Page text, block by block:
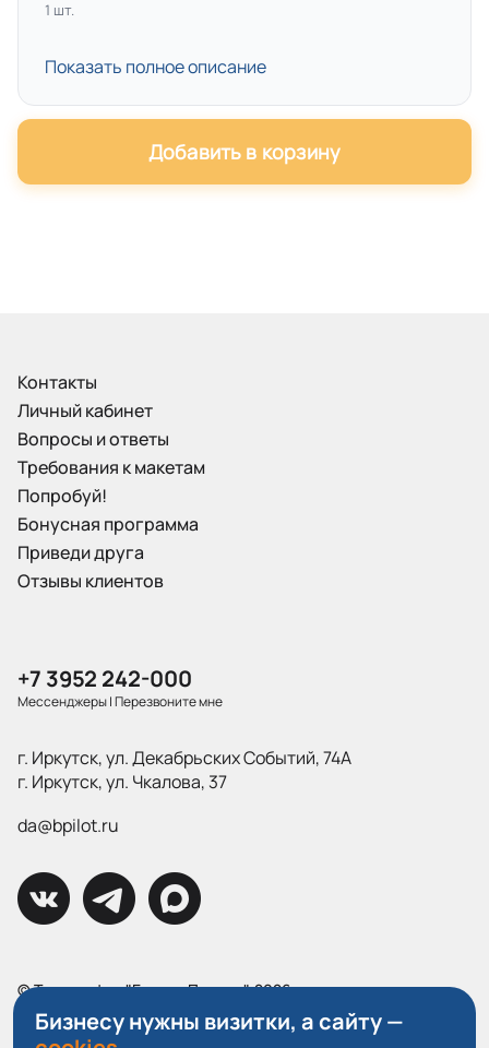
1 шт.
Показать полное описание
Добавить в корзину
Контакты
Личный кабинет
Вопросы и ответы
Требования к макетам
Попробуй!
Бонусная программа
Приведи друга
Отзывы клиентов
+7 3952 242-000
Мессенджеры|Перезвоните мне
г. Иркутск, ул. Декабрьских Событий, 74А
г. Иркутск, ул. Чкалова, 37
da@bpilot.ru
© Типография "Братья Пилоты", 2026
Все права защищены.
Бизнесу нужны визитки, а сайту —